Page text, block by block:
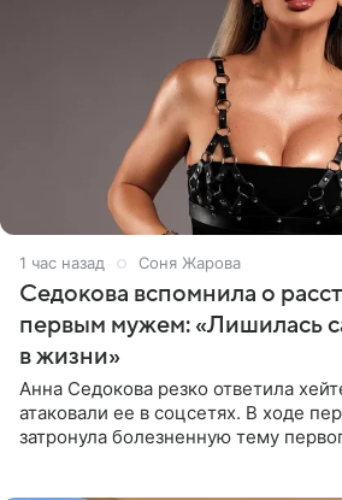
1 час назад Соня Жарова
Седокова вспомнила о
первым мужем: «Лишилась
в жизни»
Анна Седокова резко ответила
атаковали ее в соцсетях. В ходе
затронула болезненную тему